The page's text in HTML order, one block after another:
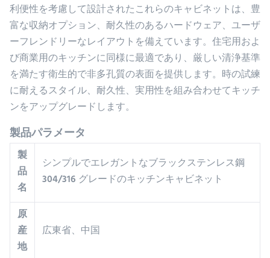
利便性を考慮して設計されたこれらのキャビネットは、豊
富な収納オプション、耐久性のあるハードウェア、ユーザ
ーフレンドリーなレイアウトを備えています。住宅用およ
び商業用のキッチンに同様に最適であり、厳しい清浄基準
を満たす衛生的で非多孔質の表面を提供します。時の試練
に耐えるスタイル、耐久性、実用性を組み合わせてキッチ
ンをアップグレードします。
製品パラメータ
製
品
名
シンプルでエレガントなブラックステンレス鋼
304/316 グレードのキッチンキャビネット
原
産
地
広東省、中国